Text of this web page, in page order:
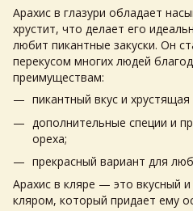
Арахис в глазури обладает
хрустит, что делает его
любит пикантные закуски. Он
перекусом многих людей
преимуществам:
пикантный вкус и хрустящая
дополнительные специи и
ореха;
прекрасный вариант для
Арахис в кляре — это вкусный
кляром, который придает ему